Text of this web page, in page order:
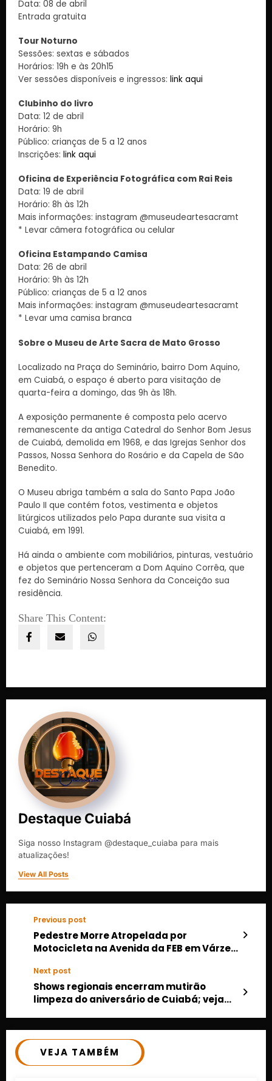
Data: 08 de abril
Entrada gratuita
Tour Noturno
Sessões: sextas e sábados
Horários: 19h e às 20h15
Ver sessões disponíveis e ingressos: link aqui
Clubinho do livro
Data: 12 de abril
Horário: 9h
Público: crianças de 5 a 12 anos
Inscrições: link aqui
Oficina de Experiência Fotográfica com Rai Reis
Data: 19 de abril
Horário: 8h às 12h
Mais informações: instagram @museudeartesacramt
* Levar câmera fotográfica ou celular
Oficina Estampando Camisa
Data: 26 de abril
Horário: 9h às 12h
Público: crianças de 5 a 12 anos
Mais informações: instagram @museudeartesacramt
* Levar uma camisa branca
Sobre o Museu de Arte Sacra de Mato Grosso
Localizado na Praça do Seminário, bairro Dom Aquino,
em Cuiabá, o espaço é aberto para visitação de
quarta-feira a domingo, das 9h às 18h.
A exposição permanente é composta pelo acervo
remanescente da antiga Catedral do Senhor Bom Jesus
de Cuiabá, demolida em 1968, e das Igrejas Senhor dos
Passos, Nossa Senhora do Rosário e da Capela de São
Benedito.
O Museu abriga também a sala do Santo Papa João
Paulo II que contém fotos, vestimenta e objetos
litúrgicos utilizados pelo Papa durante sua visita a
Cuiabá, em 1991.
Há ainda o ambiente com mobiliários, pinturas, vestuário
e objetos que pertenceram a Dom Aquino Corrêa, que
fez do Seminário Nossa Senhora da Conceição sua
residência.
Share This Content:
Destaque Cuiabá
Siga nosso Instagram @destaque_cuiaba para mais
atualizações!
View All Posts
Previous post
Pedestre Morre Atropelada por
Motocicleta na Avenida da FEB em Várzea
Next post
Shows regionais encerram mutirão
limpeza do aniversário de Cuiabá; veja
VEJA TAMBÉM